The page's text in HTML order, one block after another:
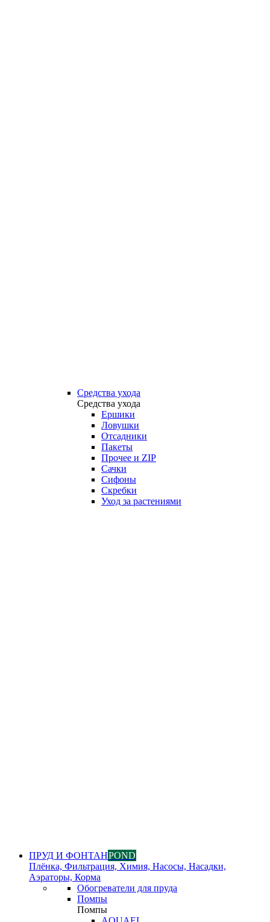
Средства ухода
Средства ухода
Ершики
Ловушки
Отсадники
Пакеты
Прочее и ZIP
Сачки
Сифоны
Скребки
Уход за растениями
ПРУД И ФОНТАНPOND
Плёнка, Фильтрация, Химия, Насосы, Насадки,
Аэраторы, Корма
Обогреватели для пруда
Помпы
Помпы